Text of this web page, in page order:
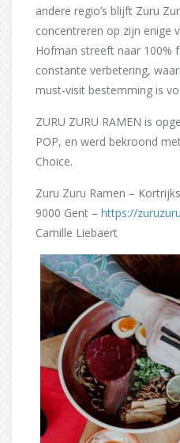
andere regio’s blijft Zuru
concentreren op zijn enige
Hofman streeft naar 100%
constante verbetering,
must-visit bestemming is
ZURU ZURU RAMEN is
POP, en werd bekroond
Choice.
Zuru Zuru Ramen –
9000 Gent – https://
Camille Liebaert